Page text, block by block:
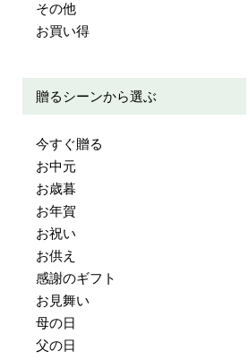
その他
お買い得
贈るシーンから選ぶ
今すぐ贈る
お中元
お歳暮
お年賀
お祝い
お供え
感謝のギフト
お見舞い
母の日
父の日